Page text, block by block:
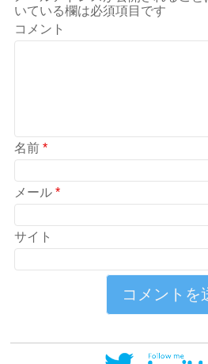
いている欄は必須項目です
コメント
名前*
メール*
サイト